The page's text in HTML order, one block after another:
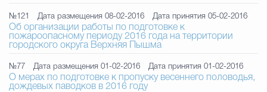
№121 Дата размещения 08-02-2016 Дата принятия 05-02-2016
Об организации работы по подготовке к
пожароопасному периоду 2016 года на территории
городского округа Верхняя Пышма
№77 Дата размещения 01-02-2016 Дата принятия 01-02-2016
О мерах по подготовке к пропуску весеннего половодья,
дождевых паводков в 2016 году